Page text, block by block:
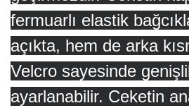
fermuarlı elastik
açıkta, hem de arka
Velcro sayesinde
ayarlanabilir. Ceketin